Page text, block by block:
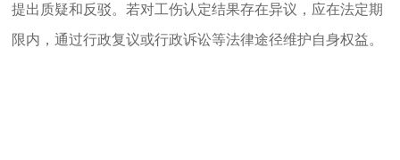
提出质疑和反驳。若对工伤认定结果存在异议，应在法定期
限内，通过行政复议或行政诉讼等法律途径维护自身权益。